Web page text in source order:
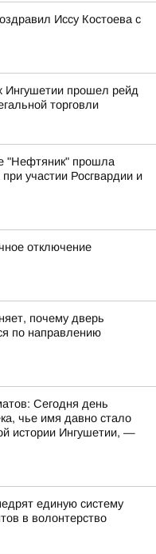
Иссу Костоева с
Ингушетии прошел рейд
торговли
"Нефтяник" прошла
участии Росгвардии и
отключение
почему дверь
по направлению
Сегодня день
чье имя давно стало
истории Ингушетии, —
единую систему
в волонтерство